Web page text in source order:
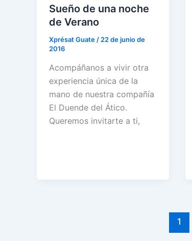
Sueño de una noche
de Verano
Xprésat Guate / 22 de junio de
2016
Acompáñanos a vivir otra
experiencia única de la
mano de nuestra compañía
El Duende del Ático.
Queremos invitarte a ti,
1